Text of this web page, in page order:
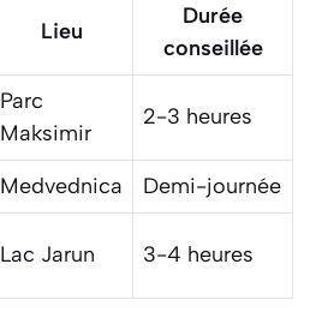
Lieu
Durée
conseillée
Parc
Maksimir
2-3 heures
Medvednica
Demi-journée
Lac Jarun 3-4 heures